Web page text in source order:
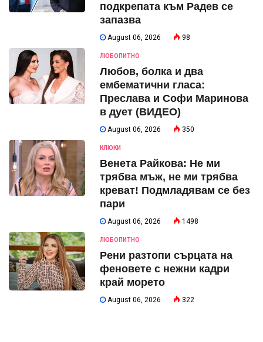
подкрепата към Радев се
запазва
August 06, 2026 98
ЛЮБОПИТНО
Любов, болка и два
ембематични гласа:
Преслава и Софи Маринова
в дует (ВИДЕО)
August 06, 2026 350
КЛЮКИ
Венета Райкова: Не ми
трябва мъж, не ми трябва
креват! Подмладявам се без
пари
August 06, 2026 1498
ЛЮБОПИТНО
Рени разтопи сърцата на
феновете с нежни кадри
край морето
August 06, 2026 322